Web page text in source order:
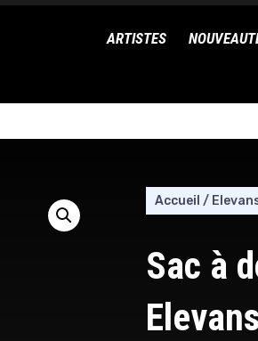
ARTISTES
Accueil /
Sac à